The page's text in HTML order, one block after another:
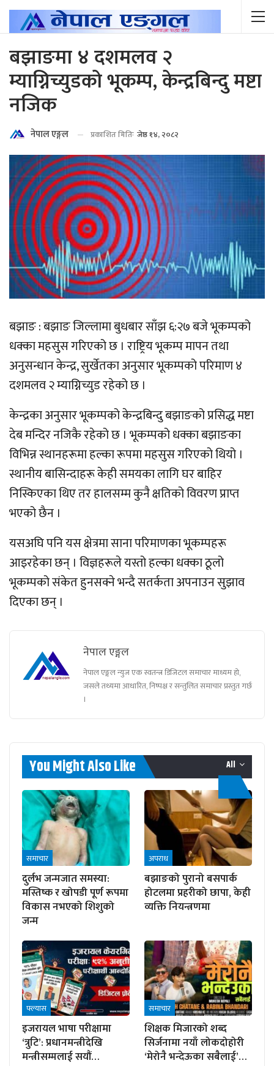
बझाङमा ४ दशमलव २
म्याग्निच्युडको भूकम्प, केन्द्रबिन्दु मष्टा
नजिक
नेपाल एङ्गल प्रकाशित मितिः जेष्ठ १४, २०८२
बझाङ : बझाङ जिल्लामा बुधबार साँझ ६:२७ बजे भूकम्पको
धक्का महसुस गरिएको छ । राष्ट्रिय भूकम्प मापन तथा
अनुसन्धान केन्द्र, सुर्खेतका अनुसार भूकम्पको परिमाण ४
दशमलव २ म्याग्निच्युड रहेको छ ।
केन्द्रका अनुसार भूकम्पको केन्द्रबिन्दु बझाङको प्रसिद्ध मष्टा
देब मन्दिर नजिकै रहेको छ । भूकम्पको धक्का बझाङका
विभिन्न स्थानहरूमा हल्का रूपमा महसुस गरिएको थियो ।
स्थानीय बासिन्दाहरू केही समयका लागि घर बाहिर
निस्किएका थिए तर हालसम्म कुनै क्षतिको विवरण प्राप्त
भएको छैन ।
यसअघि पनि यस क्षेत्रमा साना परिमाणका भूकम्पहरू
आइरहेका छन् । विज्ञहरूले यस्तो हल्का धक्का ठूलो
भूकम्पको संकेत हुनसक्ने भन्दै सतर्कता अपनाउन सुझाव
दिएका छन् ।
नेपाल एङ्गल
नेपाल एङ्गल न्युज एक स्वतन्त्र डिजिटल समाचार माध्यम हो,
जसले तथ्यमा आधारित, निष्पक्ष र सन्तुलित समाचार प्रस्तुत गर्छ
।
All
You Might Also Like
समाचार
दुर्लभ जन्मजात समस्या:
मस्तिष्क र खोपडी पूर्ण रूपमा
विकास नभएको शिशुको
जन्म
अपराध
बझाङको पुरानो बसपार्क
होटलमा प्रहरीको छापा, केही
व्यक्ति नियन्त्रणमा
फ्ल्यास
इजरायल भाषा परीक्षामा
‘त्रुटि’: प्रधानमन्त्रीदेखि
मन्त्रीसम्मलाई सयौं…
समाचार
शिक्षक मिजारको शब्द
सिर्जनामा नयाँ लोकदोहोरी
‘मेरोनै भन्देऊका सबैलाई’…